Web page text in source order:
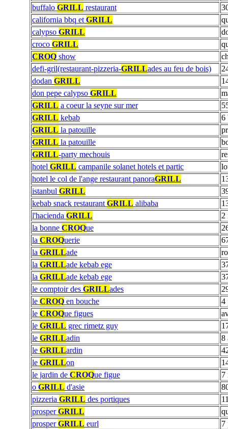
buffalo GRILL restaurant
california bbq et GRILL
calypso GRILL
croco GRILL
CROQ show
defi-gril(restaurant-pizzeria-GRILLades au feu de bois)
dodan GRILL
don pepe calypso GRILL
GRILL a coeur la seyne sur mer
GRILL kebab
6
GRILL la patouille
GRILL la patouille
GRILL-party mechouis
hotel GRILL campanile solanet hotels et partic
hotel le col de l'ange restaurant panoraGRILL
istanbul GRILL
kebab snack restaurant GRILL alibaba
l'hacienda GRILL
2
la bonne CROQue
la CROQuerie
la GRILLade
la GRILLade kebab ege
la GRILLade kebab ege
le comptoir des GRILLades
le CROQ en bouche
4
le CROQue figues
le GRILL grec rimetz guy
le GRILLadin
8
le GRILLardin
le GRILLon
le jardin de CROQue figue
7
o GRILL d'asie
pizzeria GRILL des portiques
prosperGRILL
prosperGRILL eurl
7